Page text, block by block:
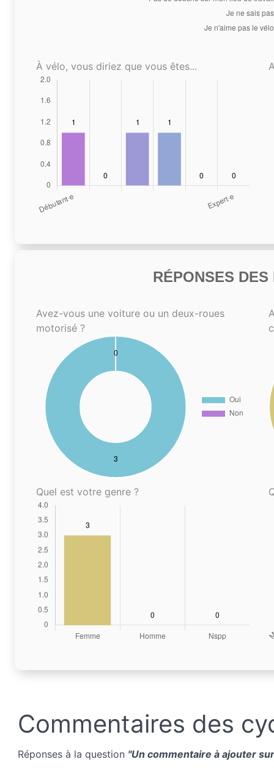
À vélo, vous diriez que vous êtes...
RÉPONSES
Avez-vous une voiture ou un deux-roues
motorisé ?
Quel est votre genre ?
Commentaires des
Réponses à la question "Un commentaire à ajouter